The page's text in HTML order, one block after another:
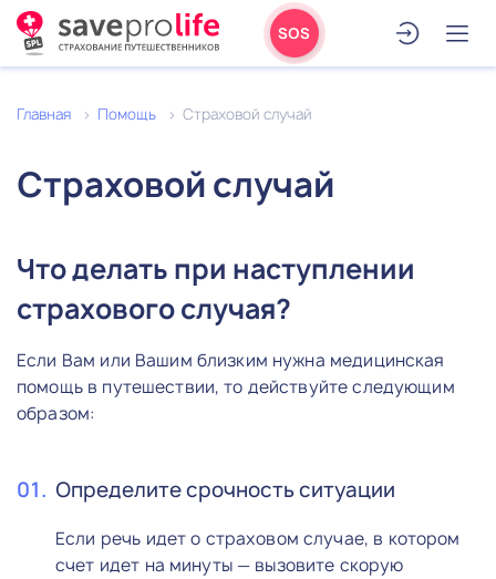
SOS
Главная Помощь Страховой случай
Страховой случай
Что делать при наступлении
страхового случая?
Если Вам или Вашим близким нужна медицинская
помощь в путешествии, то действуйте следующим
образом:
Определите срочность ситуации
Если речь идет о страховом случае, в котором
счет идет на минуты — вызовите скорую